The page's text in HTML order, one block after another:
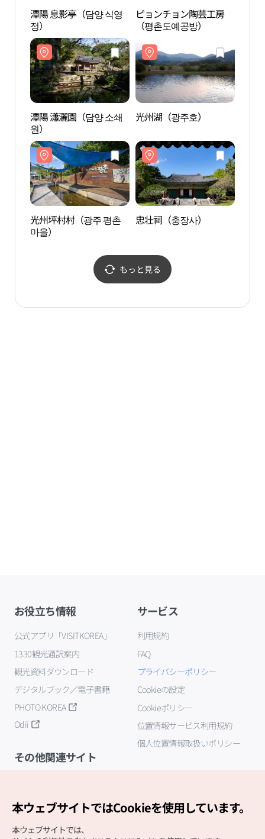
潭陽 息影亭（담양 식영
정）
ピョンチョン陶芸工房
（평촌도예공방）
潭陽 瀟灑園（담양 소쇄
원）
光州湖（광주호）
光州坪村村（광주 평촌
마을）
忠壮祠（충장사）
もっと見る
お役立ち情報
公式アプリ「VISITKOREA」
1330観光通訳案内
観光資料ダウンロード
デジタルブック／電子書籍
PHOTO KOREA
Odii
サービス
利用規約
FAQ
プライバシーポリシー
Cookieの設定
Cookieポリシー
位置情報サービス利用規約
個人位置情報取扱いポリシー
その他関連サイト
本ウェブサイトではCookieを使用しています。
本ウェブサイトでは、